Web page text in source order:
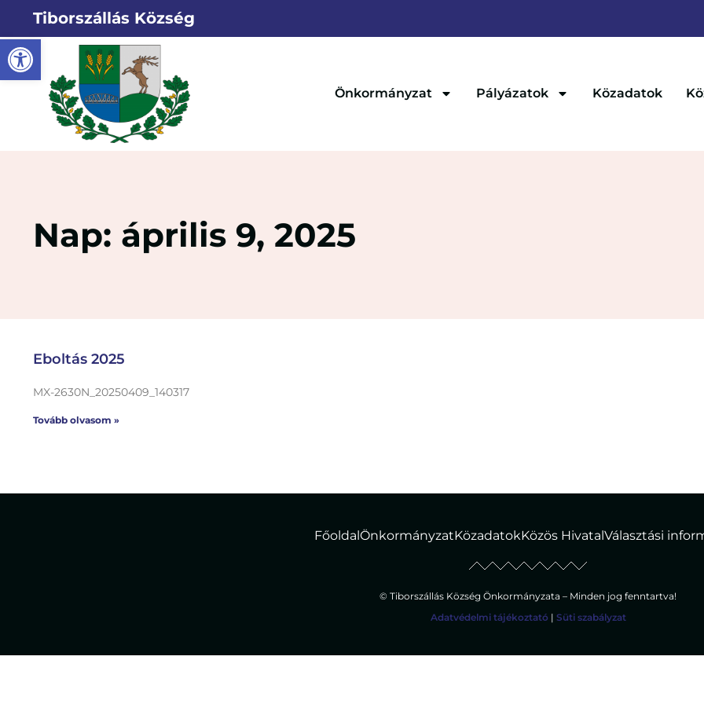
Eszköztár megnyitása
Tiborszállás Község
Önkormányzat Pályázatok Közadatok
Nap: április 9, 2025
Eboltás 2025
MX-2630N_20250409_140317
Tovább olvasom »
FőoldalÖnkormányzatKözadatokKözös HivatalVálasztási
© Tiborszállás Község Önkormányzata – Minden jog fenntartva!
Adatvédelmi tájékoztató | Süti szabályzat